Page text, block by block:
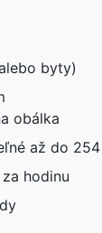
byty)
obálka
až do
hodinu